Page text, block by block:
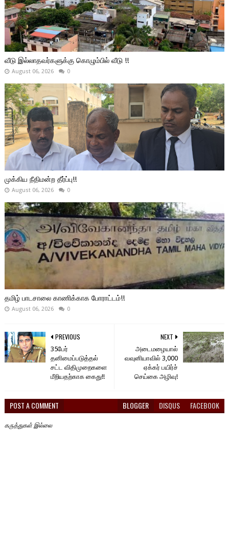
வீடு இல்லாதவர்களுக்கு கொழும்பில் வீடு !!
August 06, 2026 0
முக்கிய நீதிமன்ற தீர்ப்பு!!
August 06, 2026 0
தமிழ் பாடசாலை காணிக்காக போராட்டம்!!
August 06, 2026 0
NEXT
அடைமழையால்
வவுனியாவில் 3,000
ஏக்கர் பயிர்ச்
செய்கை அழிவு!
PREVIOUS
35பேர்
தனிமைப்படுத்தல்
சட்ட விதிமுறைகளை
மீறியதற்காக கைது!!
POST A COMMENT BLOGGER DISQUS FACEBOOK
கருத்துகள் இல்லை